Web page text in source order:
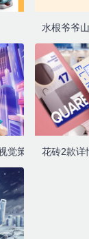
水根爷爷
觉策划和设计
花砖2款详